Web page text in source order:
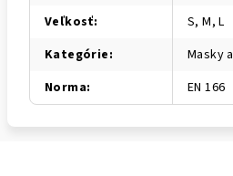
Veľkosť:
S, M, L
Kategórie:
Masky
Norma: EN 166